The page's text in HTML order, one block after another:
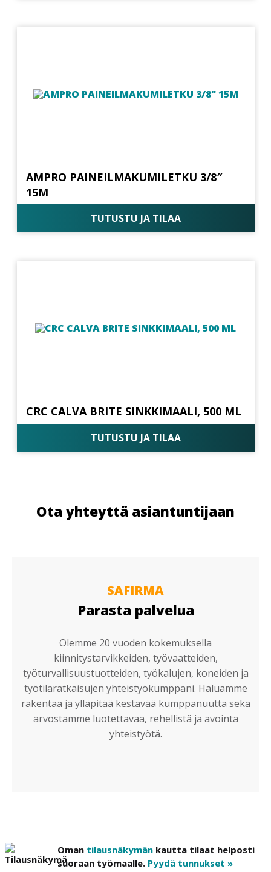
AMPRO PAINEILMAKUMILETKU 3/8″
15M
TUTUSTU JA TILAA
CRC CALVA BRITE SINKKIMAALI, 500 ML
TUTUSTU JA TILAA
Ota yhteyttä asiantuntijaan
SAFIRMA
Parasta palvelua
Olemme 20 vuoden kokemuksella
kiinnitystarvikkeiden, työvaatteiden,
työturvallisuustuotteiden, työkalujen, koneiden ja
työtilaratkaisujen yhteistyökumppani. Haluamme
rakentaa ja ylläpitää kestävää kumppanuutta sekä
arvostamme luotettavaa, rehellistä ja avointa
yhteistyötä.
Oman tilausnäkymän kautta tilaat helposti
suoraan työmaalle. Pyydä tunnukset »